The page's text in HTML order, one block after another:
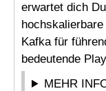
erwartet dich
Kafka für
bedeutende
MEHR